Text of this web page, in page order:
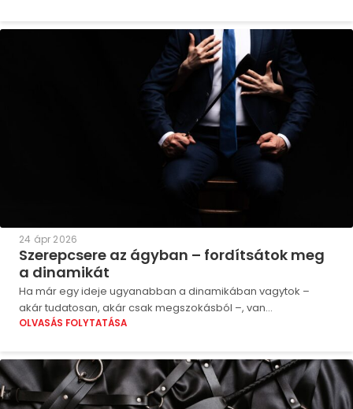
24 ápr 2026
Szerepcsere az ágyban – fordítsátok meg
a dinamikát
Ha már egy ideje ugyanabban a dinamikában vagytok –
akár tudatosan, akár csak megszokásból –, van...
OLVASÁS FOLYTATÁSA